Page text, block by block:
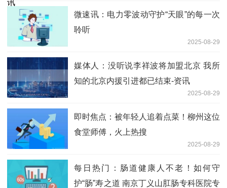
微速讯：电力零波动守护“天眼”的每一次
聆听
2025-08-29
媒体人：没听说李祥波将加盟北京 我所
知的北京内援引进都已结束-资讯
2025-08-29
即时焦点：被年轻人追着点菜！柳州这位
食堂师傅，火上热搜
2025-08-29
每日热门：肠道健康人不老！如何守
护“肠”寿之道 南京丁义山肛肠专科医院专